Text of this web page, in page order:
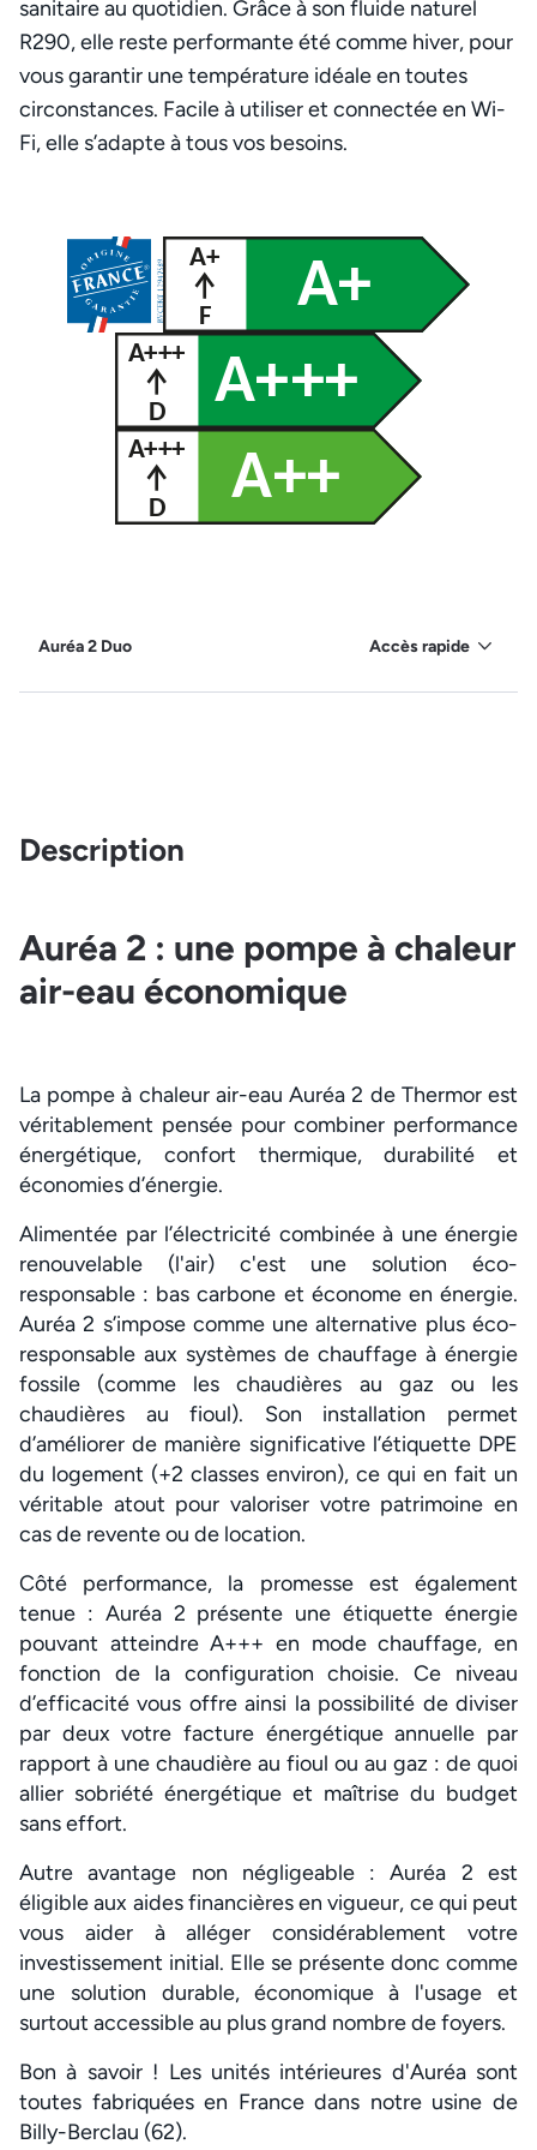
sanitaire au quotidien. Grâce à son fluide naturel
R290, elle reste performante été comme hiver, pour
vous garantir une température idéale en toutes
circonstances. Facile à utiliser et connectée en Wi-
Fi, elle s’adapte à tous vos besoins.
Auréa 2 Duo Accès rapide
Description
Auréa 2 : une pompe à chaleur
air-eau économique
La pompe à chaleur air-eau Auréa 2 de Thermor est
véritablement pensée pour combiner performance
énergétique, confort thermique, durabilité et
économies d’énergie.
Alimentée par l’électricité combinée à une énergie
renouvelable (l'air) c'est une solution éco-
responsable : bas carbone et économe en énergie.
Auréa 2 s’impose comme une alternative plus éco-
responsable aux systèmes de chauffage à énergie
fossile (comme les chaudières au gaz ou les
chaudières au fioul). Son installation permet
d’améliorer de manière significative l’étiquette DPE
du logement (+2 classes environ), ce qui en fait un
véritable atout pour valoriser votre patrimoine en
cas de revente ou de location.
Côté performance, la promesse est également
tenue : Auréa 2 présente une étiquette énergie
pouvant atteindre A+++ en mode chauffage, en
fonction de la configuration choisie. Ce niveau
d’efficacité vous offre ainsi la possibilité de diviser
par deux votre facture énergétique annuelle par
rapport à une chaudière au fioul ou au gaz : de quoi
allier sobriété énergétique et maîtrise du budget
sans effort.
Autre avantage non négligeable : Auréa 2 est
éligible aux aides financières en vigueur, ce qui peut
vous aider à alléger considérablement votre
investissement initial. Elle se présente donc comme
une solution durable, économique à l'usage et
surtout accessible au plus grand nombre de foyers.
Bon à savoir ! Les unités intérieures d'Auréa sont
toutes fabriquées en France dans notre usine de
Billy-Berclau (62).